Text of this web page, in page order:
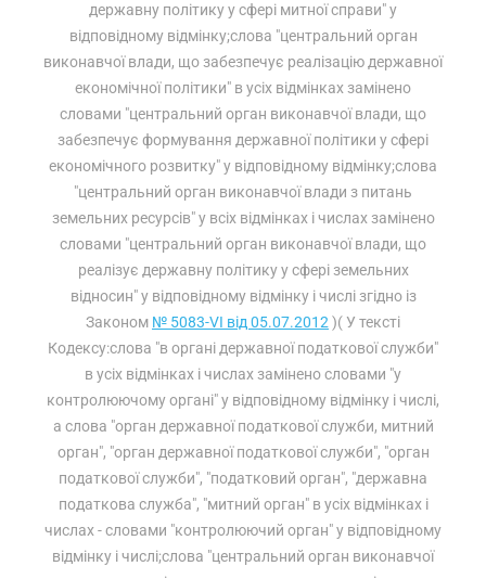
державну політику у сфері митної справи" у
відповідному відмінку;слова "центральний орган
виконавчої влади, що забезпечує реалізацію державної
економічної політики" в усіх відмінках замінено
словами "центральний орган виконавчої влади, що
забезпечує формування державної політики у сфері
економічного розвитку" у відповідному відмінку;слова
"центральний орган виконавчої влади з питань
земельних ресурсів" у всіх відмінках і числах замінено
словами "центральний орган виконавчої влади, що
реалізує державну політику у сфері земельних
відносин" у відповідному відмінку і числі згідно із
Законом № 5083-VI від 05.07.2012 )( У тексті
Кодексу:слова "в органі державної податкової служби"
в усіх відмінках і числах замінено словами "у
контролюючому органі" у відповідному відмінку і числі,
а слова "орган державної податкової служби, митний
орган", "орган державної податкової служби", "орган
податкової служби", "податковий орган", "державна
податкова служба", "митний орган" в усіх відмінках і
числах - словами "контролюючий орган" у відповідному
відмінку і числі;слова "центральний орган виконавчої